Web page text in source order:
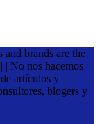
and brands are the
| No nos hacemos
artículos y
blogers y